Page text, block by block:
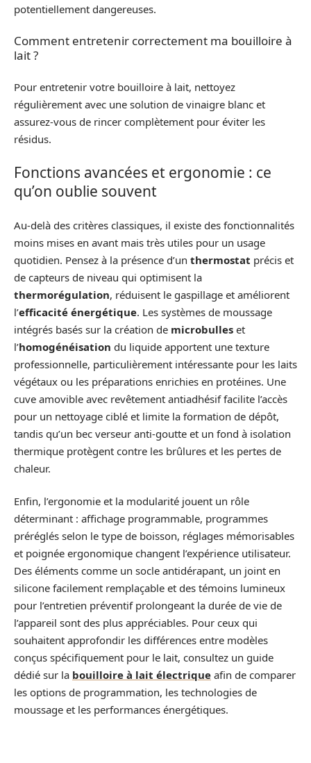
potentiellement dangereuses.
Comment entretenir correctement ma bouilloire à
lait ?
Pour entretenir votre bouilloire à lait, nettoyez
régulièrement avec une solution de vinaigre blanc et
assurez-vous de rincer complètement pour éviter les
résidus.
Fonctions avancées et ergonomie : ce
qu’on oublie souvent
Au-delà des critères classiques, il existe des fonctionnalités
moins mises en avant mais très utiles pour un usage
quotidien. Pensez à la présence d’un thermostat précis et
de capteurs de niveau qui optimisent la
thermorégulation, réduisent le gaspillage et améliorent
l’efficacité énergétique. Les systèmes de moussage
intégrés basés sur la création de microbulles et
l’homogénéisation du liquide apportent une texture
professionnelle, particulièrement intéressante pour les laits
végétaux ou les préparations enrichies en protéines. Une
cuve amovible avec revêtement antiadhésif facilite l’accès
pour un nettoyage ciblé et limite la formation de dépôt,
tandis qu’un bec verseur anti-goutte et un fond à isolation
thermique protègent contre les brûlures et les pertes de
chaleur.
Enfin, l’ergonomie et la modularité jouent un rôle
déterminant : affichage programmable, programmes
préréglés selon le type de boisson, réglages mémorisables
et poignée ergonomique changent l’expérience utilisateur.
Des éléments comme un socle antidérapant, un joint en
silicone facilement remplaçable et des témoins lumineux
pour l’entretien préventif prolongeant la durée de vie de
l’appareil sont des plus appréciables. Pour ceux qui
souhaitent approfondir les différences entre modèles
conçus spécifiquement pour le lait, consultez un guide
dédié sur la bouilloire à lait électrique afin de comparer
les options de programmation, les technologies de
moussage et les performances énergétiques.